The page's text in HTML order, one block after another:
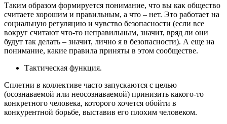
Таким образом формируется понимание, что вы как общество
считаете хорошим и правильным, а что ‒ нет. Это работает на
социальную регуляцию и чувство безопасности (если все
вокруг считают что-то неправильным, значит, вряд ли они
будут так делать ‒ значит, лично я в безопасности). А еще на
понимание, какие правила приняты в этом сообществе.
Тактическая функция.
Сплетни в коллективе часто запускаются с целью
(осознаваемой или неосознаваемой) принизить какого-то
конкретного человека, которого хочется обойти в
конкурентной борьбе, выставив его плохим человеком.